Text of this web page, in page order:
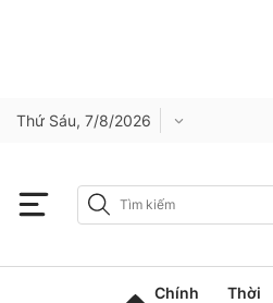
Thứ Sáu, 7/8/2026
Chính
Thời